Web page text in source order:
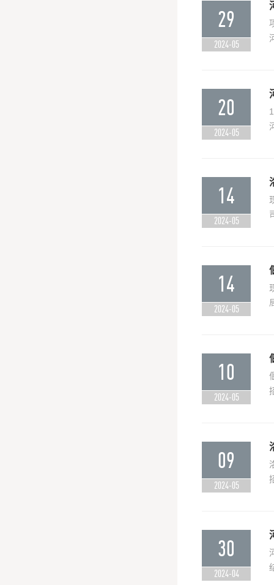
29
2024-05
20
2024-05
14
2024-05
14
2024-05
10
2024-05
09
2024-05
30
2024-04